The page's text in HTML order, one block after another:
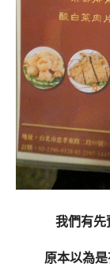
我們有先
原本以為